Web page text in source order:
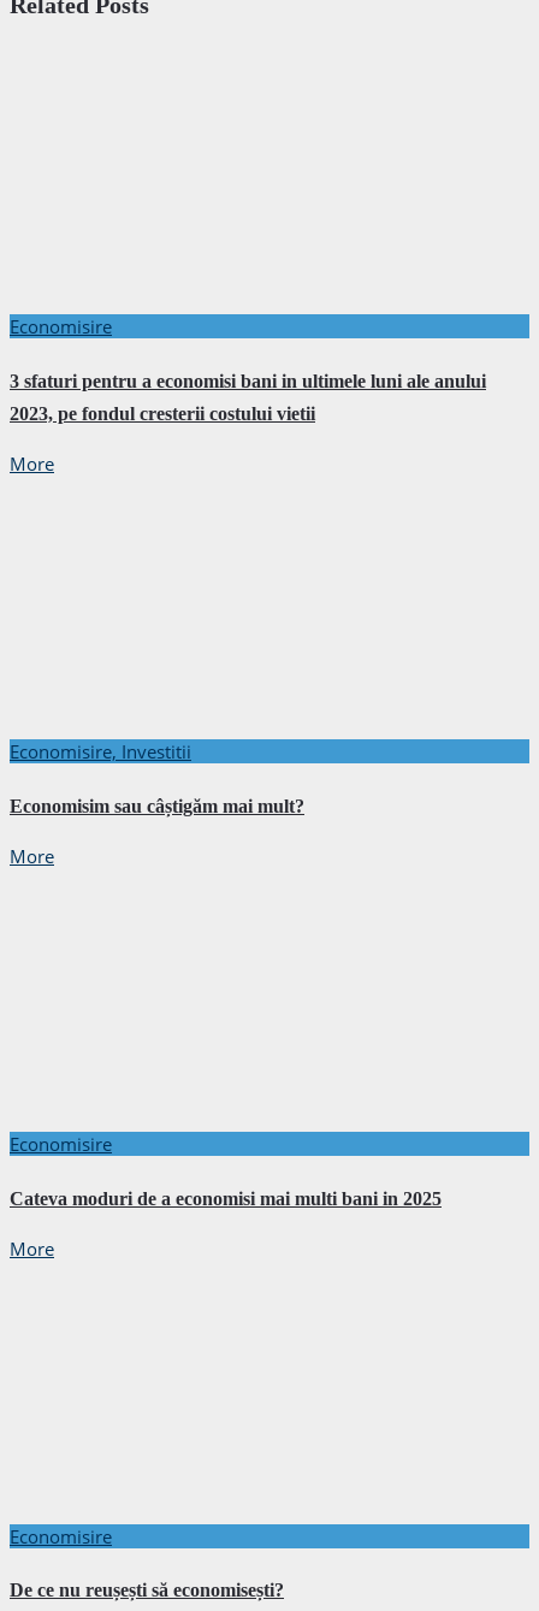
Economisire
3 sfaturi pentru a economisi bani in ultimele luni ale anului
2023, pe fondul cresterii costului vietii
More
Economisire, Investitii
Economisim sau câștigăm mai mult?
More
Economisire
Cateva moduri de a economisi mai multi bani in 2025
More
Economisire
De ce nu reușești să economisești?